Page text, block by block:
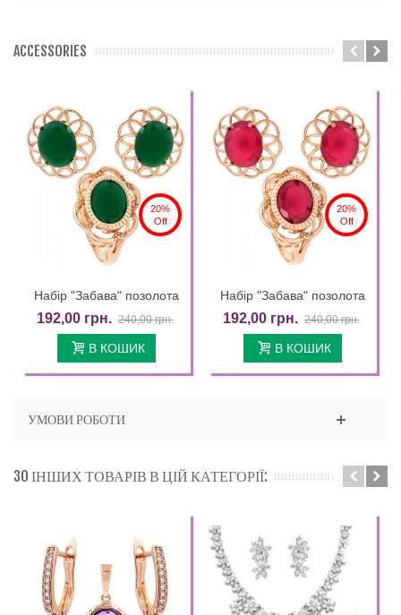
ACCESSORIES
20%
Off
Набір "Забава" позолота
192,00 грн. 240,00 грн.
В КОШИК
20%
Off
Набір "Забава" позолота
192,00 грн. 240,00 грн.
В КОШИК
УМОВИ РОБОТИ
30 ІНШИХ ТОВАРІВ В ЦІЙ КАТЕГОРІЇ: